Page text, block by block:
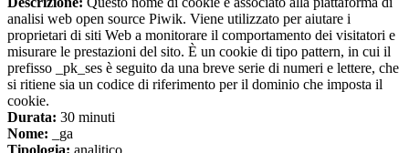
analisi web open source Piwik. Viene utilizzato per aiutare i
proprietari di siti Web a monitorare il comportamento dei visitatori e
misurare le prestazioni del sito. È un cookie di tipo pattern, in cui il
prefisso _pk_ses è seguito da una breve serie di numeri e lettere, che
si ritiene sia un codice di riferimento per il dominio che imposta il
cookie.
Durata: 30 minuti
Nome: _ga